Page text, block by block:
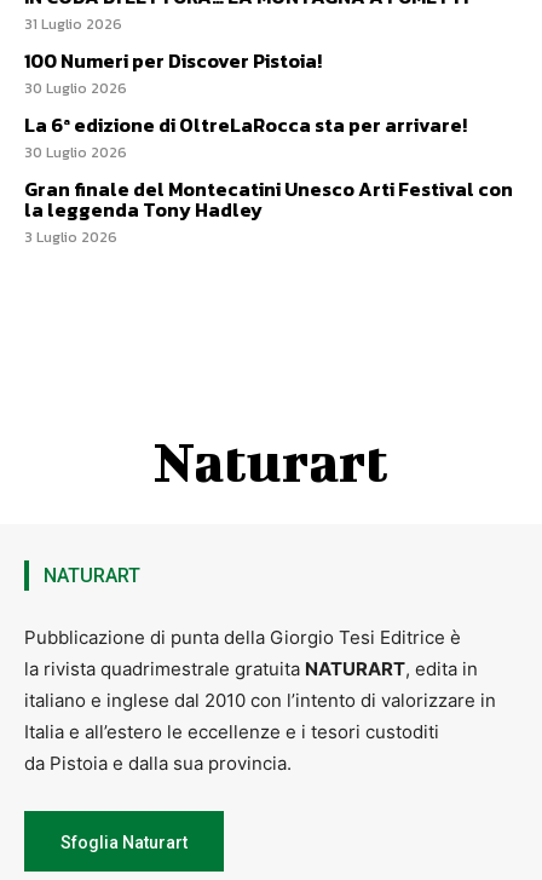
31 Luglio 2026
100 Numeri per Discover Pistoia!
30 Luglio 2026
La 6ª edizione di OltreLaRocca sta per arrivare!
30 Luglio 2026
Gran finale del Montecatini Unesco Arti Festival con
la leggenda Tony Hadley
3 Luglio 2026
Naturart
NATURART
Pubblicazione di punta della Giorgio Tesi Editrice è
la rivista quadrimestrale gratuita NATURART, edita in
italiano e inglese dal 2010 con l’intento di valorizzare in
Italia e all’estero le eccellenze e i tesori custoditi
da Pistoia e dalla sua provincia.
Sfoglia Naturart